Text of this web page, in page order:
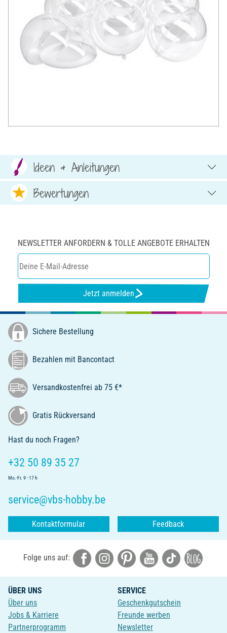
Ideen & Anleitungen
Bewertungen
NEWSLETTER ANFORDERN & TOLLE ANGEBOTE ERHALTEN
Jetzt anmelden
Sichere Bestellung
Bezahlen mit Bancontact
Versandkostenfrei ab 75 €*
Gratis Rückversand
Hast du noch Fragen?
+32 50 89 35 27
Mo.-Fr. 9 - 17 h
service@vbs-hobby.be
Kontaktformular Feedback
Folge uns auf:
ÜBER UNS
Über uns
Jobs & Karriere
Partnerprogramm
SERVICE
Geschenkgutschein
Freunde werben
Newsletter